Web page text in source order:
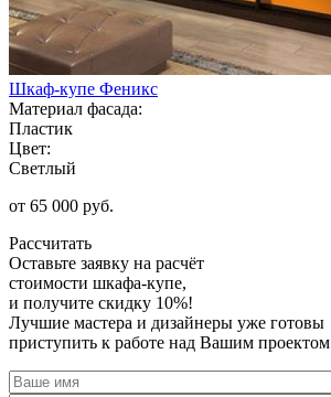
Шкаф-купе Феникс
Материал фасада:
Пластик
Цвет:
Светлый
от 65 000 руб.
Рассчитать
Оставьте заявку на расчёт
стоимости шкафа-купе,
и получите скидку 10%!
Лучшие мастера и дизайнеры уже готовы
приступить к работе над Вашим проектом